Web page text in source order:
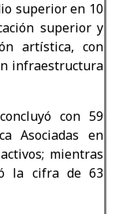
superior en 10
superior y
artística, con
infraestructura
con 59
Asociadas en
mientras
la cifra de 63